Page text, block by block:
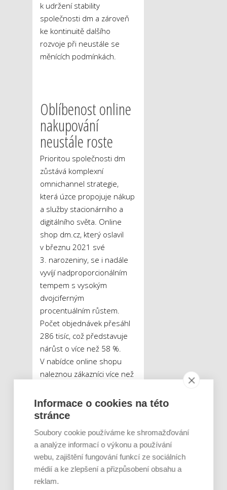
k udržení stability
společnosti dm a zároveň
ke kontinuitě dalšího
rozvoje při neustále se
měnících podmínkách.
Oblíbenost online
nakupování
neustále roste
Prioritou společnosti dm
zůstává komplexní
omnichannel strategie,
která úzce propojuje nákup
a služby stacionárního a
digitálního světa. Online
shop dm.cz, který oslavil
v březnu 2021 své
3. narozeniny, se i nadále
vyvíjí nadproporcionálním
tempem s vysokým
dvojciferným
procentuálním růstem.
Počet objednávek přesáhl
286 tisíc, což představuje
nárůst o více než 58 %.
V nabídce online shopu
naleznou zákazníci více než
značek, některé z nich jsou
k dostání pouze online.
významu online nakupování
došlo u logistického
partnera k navýšení kapacit
distribučního centra dm
Informace o cookies na této
stránce
Soubory cookie používáme ke shromažďování
a analýze informací o výkonu a používání
webu, zajištění fungování funkcí ze sociálních
médií a ke zlepšení a přizpůsobení obsahu a
reklam.